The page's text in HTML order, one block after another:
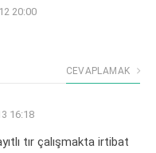
20:00
CEVAPLAMAK
16:18
tır çalışmakta irtibat